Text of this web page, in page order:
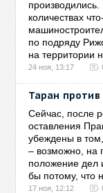
производились.
количествах
по подряду
на территории
24 ноя, 13:17
Таран против
Сейчас, после
оставления
убеждены в
– возможно, на
положение дел
бы потому, что
17 ноя, 12:12